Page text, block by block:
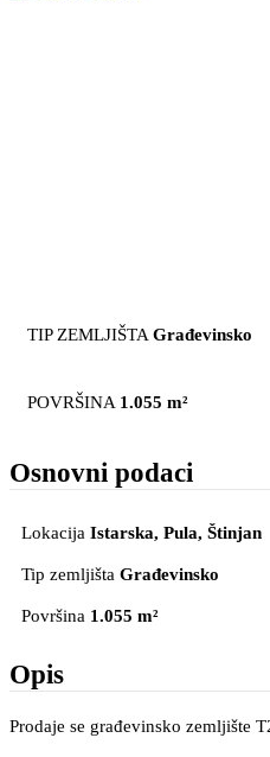
TIP ZEMLJIŠTA Građevinsko
POVRŠINA 1.055 m²
Osnovni podaci
Lokacija Istarska, Pula, Štinjan
Tip zemljišta Građevinsko
Površina 1.055 m²
Opis
Prodaje se građevinsko zemljište